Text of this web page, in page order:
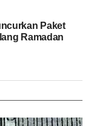
untuk mendorong
efisien dan
agar daya saing
harga yang
Paket
Ramadan